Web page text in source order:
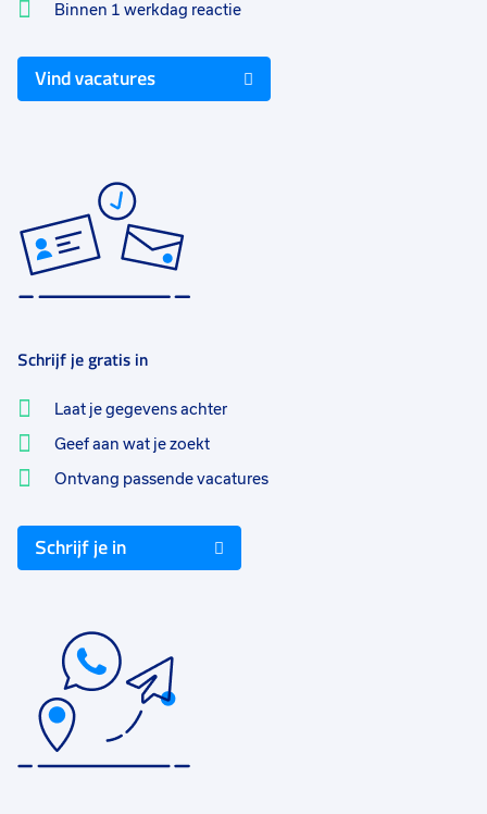
Binnen 1 werkdag reactie
Vind vacatures
Schrijf je gratis in
Laat je gegevens achter
Geef aan wat je zoekt
Ontvang passende vacatures
Schrijf je in